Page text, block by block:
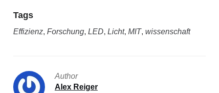
Tags
Effizienz, Forschung, LED, Licht, MIT, wissenschaft
Author
Alex Reiger